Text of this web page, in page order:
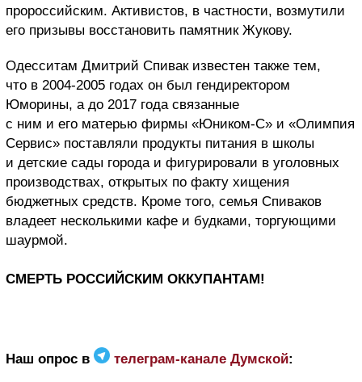
пророссийским. Активистов, в частности, возмутили
его призывы восстановить памятник Жукову.
Одесситам Дмитрий Спивак известен также тем,
что в 2004-2005 годах он был гендиректором
Юморины, а до 2017 года связанные
с ним и его матерью фирмы «Юником-С» и «Олимпия
Сервис» поставляли продукты питания в школы
и детские сады города и фигурировали в уголовных
производствах, открытых по факту хищения
бюджетных средств. Кроме того, семья Спиваков
владеет несколькими кафе и будками, торгующими
шаурмой.
СМЕРТЬ РОССИЙСКИМ ОККУПАНТАМ!
Наш опрос в телеграм-канале Думской: